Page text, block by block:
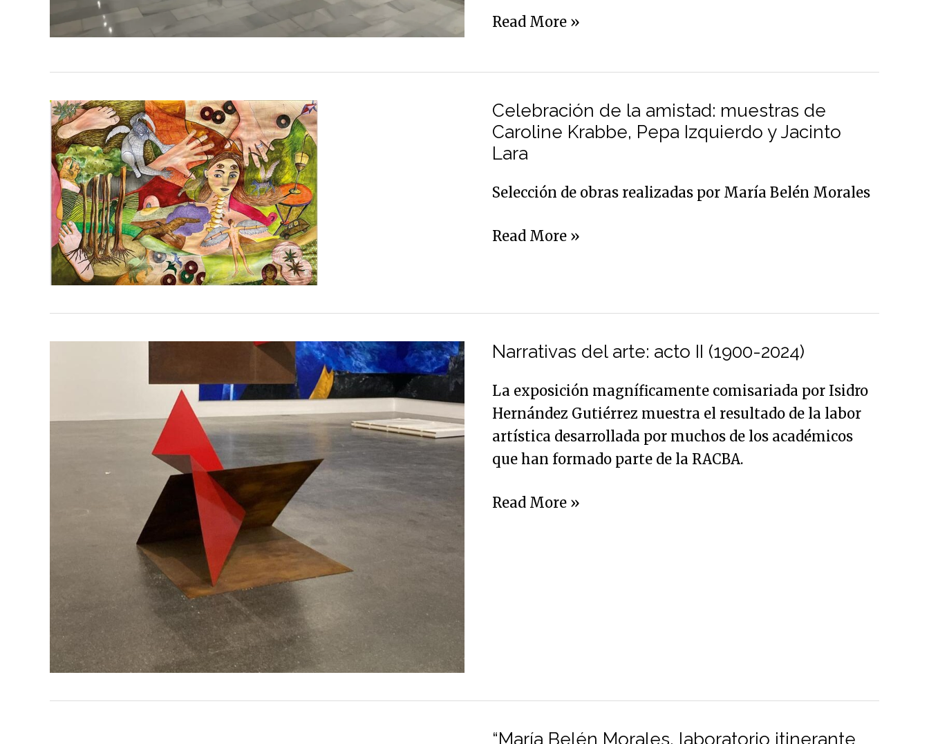
al
Carlos
Read More »
Celebración de la amistad: muestras de
Caroline Krabbe, Pepa Izquierdo y Jacinto
Lara
Selección de obras realizadas por María Belén Morales
de
la
amistad:
de
Krabbe,
y
Lara
Read More »
Narrativas del arte: acto II (1900-2024)
La exposición magníficamente comisariada por Isidro
Hernández Gutiérrez muestra el resultado de la labor
artística desarrollada por muchos de los académicos
que han formado parte de la RACBA.
del
acto
II
(1900-
2024)
Read More »
“María Belén Morales, laboratorio itinerante
Belén